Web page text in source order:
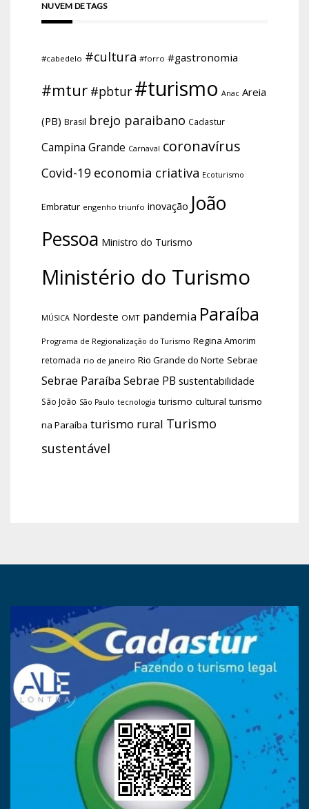
NUVEM DE TAGS
#cabedelo #cultura #forro #gastronomia
#mtur #pbtur #turismo Anac Areia
(PB) Brasil brejo paraibano Cadastur
Campina Grande Carnaval coronavírus
Covid-19 economia criativa Ecoturismo
Embratur engenho triunfo inovação João
Pessoa Ministro do Turismo
Ministério do Turismo
MÚSICA Nordeste OMT pandemia Paraíba
Programa de Regionalização do Turismo Regina Amorim
retomada rio de janeiro Rio Grande do Norte Sebrae
Sebrae Paraíba Sebrae PB sustentabilidade
São João São Paulo tecnologia turismo cultural turismo
na Paraíba turismo rural Turismo
sustentável